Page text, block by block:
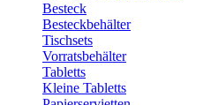
Besteck
Besteckbehälter
Tischsets
Vorratsbehälter
Tabletts
Kleine Tabletts